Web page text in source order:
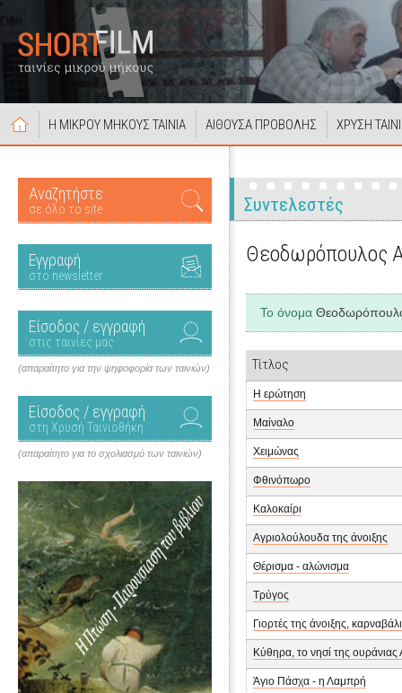
Η ΜΙΚΡΟΥ ΜΗΚΟΥΣ ΤΑΙΝΙΑ ΑΙΘΟΥΣΑ ΠΡΟΒΟΛΗΣ ΧΡΥΣΗ
Αναζητήστε
σε όλο το site
Εγγραφή
στο newsletter
Είσοδος / εγγραφή
στις ταινίες μας
(απαραίτητο για την ψηφοφορία των ταινιών)
Είσοδος / εγγραφή
στη Χρυσή Ταινιοθήκη
(απαραίτητο για το σχολιασμό των ταινιών)
Συντελεστές
Θεοδωρόπουλος
Το όνομα
Τίτλος
Η ερώτηση
Μαίναλο
Χειμώνας
Φθινόπωρο
Καλοκαίρι
Αγριολούλουδα της άνοιξης
Θέρισμα - αλώνισμα
Τρύγος
Γιορτές της άνοιξης,
Κύθηρα, το νησί της ουράνιας
Άγιο Πάσχα - η Λαμπρή